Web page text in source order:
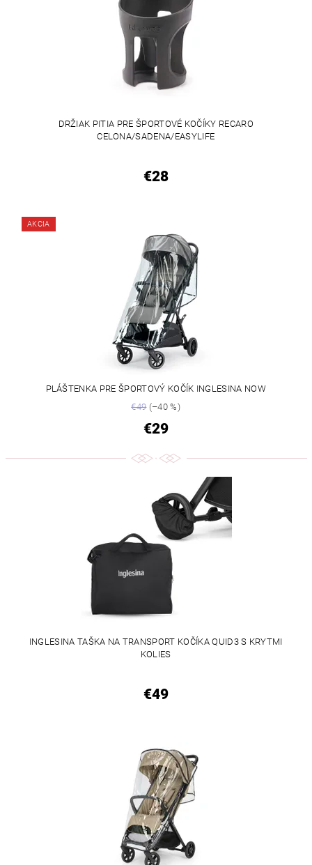
DRŽIAK PITIA PRE ŠPORTOVÉ KOČÍKY RECARO
CELONA/SADENA/EASYLIFE
€28
AKCIA
PLÁŠTENKA PRE ŠPORTOVÝ KOČÍK INGLESINA NOW
€49(–40 %)
€29
INGLESINA TAŠKA NA TRANSPORT KOČÍKA QUID3 S KRYTMI
KOLIES
€49